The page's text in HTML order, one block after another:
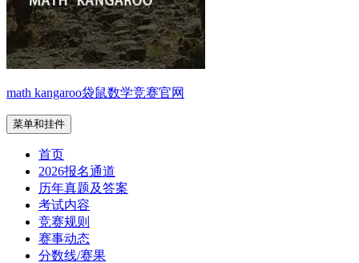
math kangaroo袋鼠数学竞赛官网
菜单和挂件
首页
2026报名通道
历年真题及答案
考试内容
竞赛规则
赛事动态
分数线/赛果